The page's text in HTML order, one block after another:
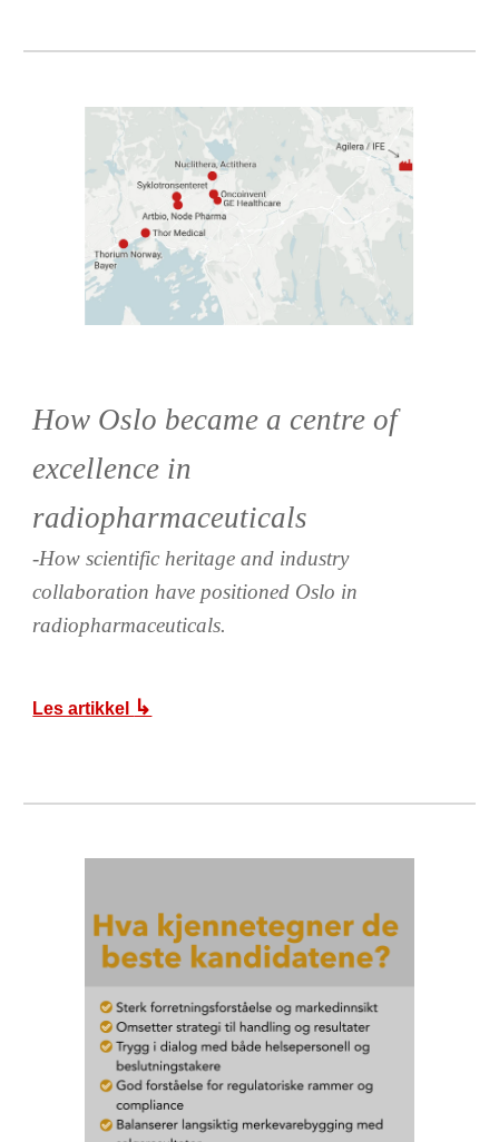
How Oslo became a centre of
excellence in
radiopharmaceuticals
-How scientific heritage and industry
collaboration have positioned Oslo in
radiopharmaceuticals.
Les artikkel ↳